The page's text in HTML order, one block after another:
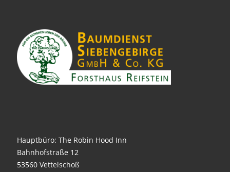
Hauptbüro: The Robin Hood Inn
Bahnhofstraße 12
53560 Vettelschoß